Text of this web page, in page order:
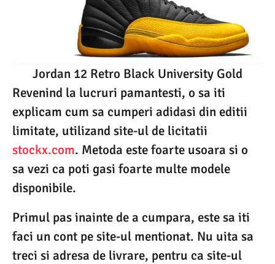
Jordan 12 Retro Black University Gold
Revenind la lucruri pamantesti, o sa iti
explicam cum sa cumperi adidasi din editii
limitate, utilizand site-ul de licitatii
stockx.com. Metoda este foarte usoara si o
sa vezi ca poti gasi foarte multe modele
disponibile.
Primul pas inainte de a cumpara, este sa iti
faci un cont pe site-ul mentionat. Nu uita sa
treci si adresa de livrare, pentru ca site-ul